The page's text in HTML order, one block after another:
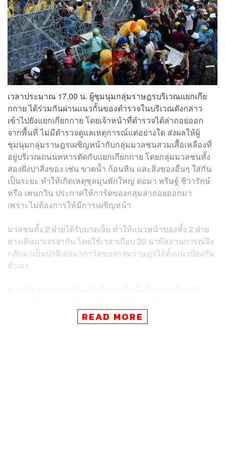
เวลาประมาณ 17.00 น. ผู้ชุมนุมกลุ่มราษฎรบริเวณแยกเกีย
กกาย ได้ร่วมกันผ่านแนวกั้นของตำรวจในบริเวณดังกล่าว
เข้าไปยังแยกเกียกกาย โดยเจ้าหน้าที่ตำรวจได้ล่าถอยออก
จากพื้นที่ ไม่มีตำรวจดูแลเหตุการณ์แต่อย่างใด ส่งผลให้ผู้
ชุมนุมกลุ่มราษฎรเผชิญหน้ากับกลุ่มมวลชนสวมเสื้อเหลืองที่
อยู่บริเวณถนนทหารตัดกับแยกเกียกกาย โดยกลุ่มมวลชนทั้ง
สองฝั่งปาสิ่งของ เช่น ขวดน้ำ ก้อนหิน และสิ่งของอื่นๆ ใส่กัน
เป็นระยะ ทำให้เกิดเหตุชุลมุนพักใหญ่ ต่อมา พริษฐ์ ชิวารักษ์
หรือ เพนกวิน ประกาศให้การ์ดของกลุ่มล่าถอยออกมา
เพราะไม่ต้องการให้มีการเผชิญหน้า
มวลชนทั้ง 2 ฝ่ายได้รับบาดเจ็บ ทำให้แนวหน้าของทั้ง 2 ฝ่าย
ต่างเดินมาเจรจากัน โดยใช้เวลาเกือบ 20 นาทีสถานการณ์จึง
กลับมาเป็นปกติ ต่อมาการ์ดของกลุ่มราษฎรได้ตั้งแนวป้องกัน
ตัวเอง
เกียกกายได้แล้ว ขณะที่เจ้าหน้าที่ตำรวจฉีดน้ำสีม่วงเข้าใส่ผู้
ชุมนุมหลังแนวกั้น โดยมีการนำกำลังเจ้าหน้าที่มาตั้งแถวหลัง
READ MORE